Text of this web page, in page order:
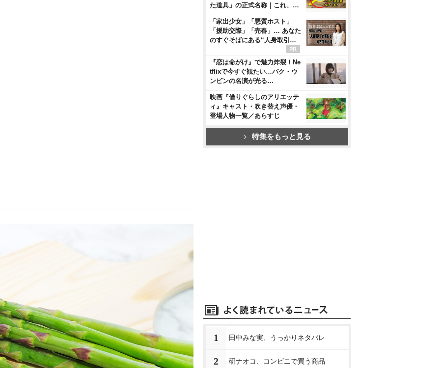
た道具」の正式名称｜これ、…
「家出少女」「悪質ホスト」
「援助交際」「売春」… あなた
のすぐそばにある“人身取引…
『恋は命がけ』で魅力炸裂！Ne
tflixで今すぐ観たい…パク・ウ
ンビンの名演が光る…
映画『借りぐらしのアリエッテ
ィ』キャスト・吹き替え声優・
登場人物一覧／あらすじ
特集をもっと見る
1 田中みな実、うっかりネタバレ
2 研ナオコ、コンビニで買う商品